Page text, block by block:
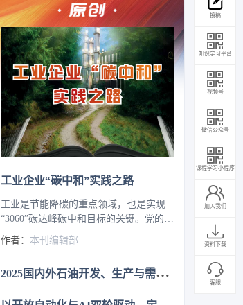
工业企业“碳中和”实践之路
工业是节能降碳的重点领域，也是实现
“3060”碳达峰碳中和目标的关键。党的二
十大报告明确提出，积极稳妥推进碳达
峰碳中和，推进降碳、减污、扩绿、增
点控制化石能源消费，逐步转向碳排放
作者： 本刊编辑部
2
025国内外石油开发、生产与需求述评-目录
投稿
知识学习平台
视频号
微信公众号
课程学习小程序
加入我们
资料下载
客服